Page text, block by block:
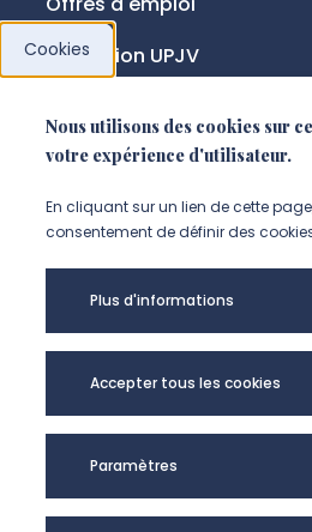
Fondation UPJV
NOUS SUIVRE
Suivez-nous
Suivez-
Université de Picardie
@Copyright 2024
Mentions légales
Accessibilité
Cookies
Nous utilisons des cookies sur
votre expérience d'utilisateur.
En cliquant sur un lien de cette
consentement de définir des
Plus d'informations
Accepter tous les cookies
Paramètres